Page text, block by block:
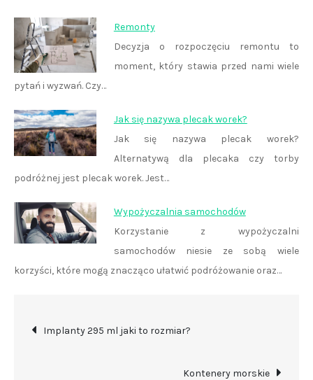
Remonty
Decyzja o rozpoczęciu remontu to
moment, który stawia przed nami wiele
pytań i wyzwań. Czy…
Jak się nazywa plecak worek?
Jak się nazywa plecak worek?
Alternatywą dla plecaka czy torby
podróżnej jest plecak worek. Jest…
Wypożyczalnia samochodów
Korzystanie z wypożyczalni
samochodów niesie ze sobą wiele
korzyści, które mogą znacząco ułatwić podróżowanie oraz…
Nawigacja
Implanty 295 ml jaki to rozmiar?
Kontenery morskie